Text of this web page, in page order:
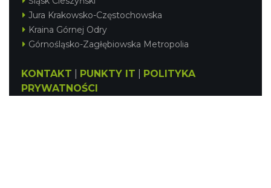
Jura Krakowsko-Częstochowska
Kraina Górnej Odry
Górnośląsko-Zagłębiowska Metropolia
KONTAKT PUNKTY IT
POLITYKA
PRYWATNOŚCI